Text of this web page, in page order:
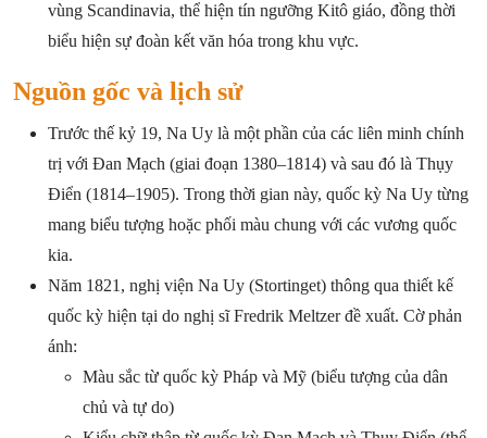
vùng Scandinavia, thể hiện tín ngưỡng Kitô giáo, đồng thời
biểu hiện sự đoàn kết văn hóa trong khu vực.
Nguồn gốc và lịch sử
Trước thế kỷ 19, Na Uy là một phần của các liên minh chính
trị với Đan Mạch (giai đoạn 1380–1814) và sau đó là Thụy
Điển (1814–1905). Trong thời gian này, quốc kỳ Na Uy từng
mang biểu tượng hoặc phối màu chung với các vương quốc
kia.
Năm 1821, nghị viện Na Uy (Stortinget) thông qua thiết kế
quốc kỳ hiện tại do nghị sĩ Fredrik Meltzer đề xuất. Cờ phản
ánh:
Màu sắc từ quốc kỳ Pháp và Mỹ (biểu tượng của dân
chủ và tự do)